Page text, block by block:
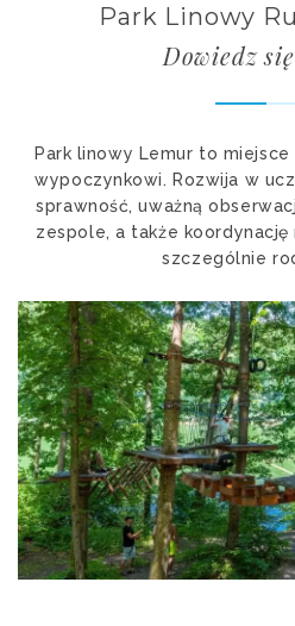
Park Linowy
Dowiedz
Park linowy Lemur to
wypoczynkowi. Rozwija w
sprawność, uważną
zespole, a także
szczególnie